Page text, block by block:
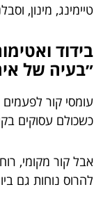
טיימינג, מינון,
בידוד
״בעיה של
עומסי קור
כשכולם עסוקים
אבל קור מקומי,
להרוס נוחות גם